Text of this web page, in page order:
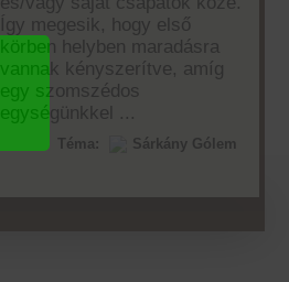
Így megesik, hogy első
körben helyben maradásra
vannak kényszerítve, amíg
egy szomszédos
egységünkkel ...
Téma: Sárkány Gólem